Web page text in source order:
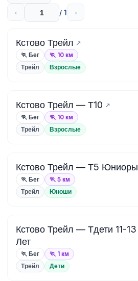
‹ / 1 ›
Кстово Трейл
🏃 Бег 🏃 10 км
Трейл Взрослые
Кстово Трейл — Т10
🏃 Бег 🏃 10 км
Трейл Взрослые
Кстово Трейл — Т5 Юниоры
🏃 Бег 🏃 5 км
Трейл Юноши
Кстово Трейл — Тдети 11-13
Лет
🏃 Бег 🏃 1 км
Трейл Дети